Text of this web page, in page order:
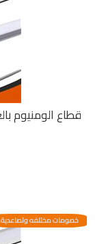
خصومات مختلفه وتصاعدية